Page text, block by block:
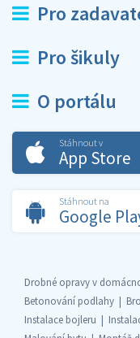
Pro
Pro šikuly
O portálu
Stáhnout v
App Store
Stáhnout na
Google
Drobné opravy v
Betonování podlahy
Instalace bojleru